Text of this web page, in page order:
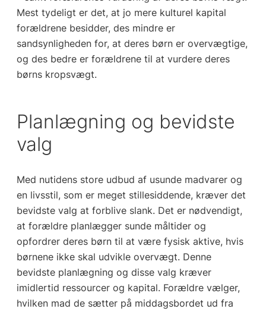
Mest tydeligt er det, at jo mere kulturel kapital
forældrene besidder, des mindre er
sandsynligheden for, at deres børn er overvægtige,
og des bedre er forældrene til at vurdere deres
børns kropsvægt.
Planlægning og bevidste
valg
Med nutidens store udbud af usunde madvarer og
en livsstil, som er meget stillesiddende, kræver det
bevidste valg at forblive slank. Det er nødvendigt,
at forældre planlægger sunde måltider og
opfordrer deres børn til at være fysisk aktive, hvis
børnene ikke skal udvikle overvægt. Denne
bevidste planlægning og disse valg kræver
imidlertid ressourcer og kapital. Forældre vælger,
hvilken mad de sætter på middagsbordet ud fra